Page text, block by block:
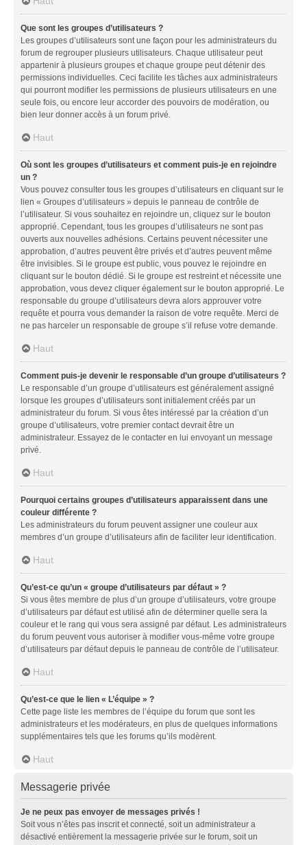
Que sont les groupes d’utilisateurs ?
Les groupes d’utilisateurs sont une façon pour les administrateurs du
forum de regrouper plusieurs utilisateurs. Chaque utilisateur peut
appartenir à plusieurs groupes et chaque groupe peut détenir des
permissions individuelles. Ceci facilite les tâches aux administrateurs
qui pourront modifier les permissions de plusieurs utilisateurs en une
seule fois, ou encore leur accorder des pouvoirs de modération, ou
bien leur donner accès à un forum privé.
Haut
Où sont les groupes d’utilisateurs et comment puis-je en rejoindre
un ?
Vous pouvez consulter tous les groupes d’utilisateurs en cliquant sur le
lien « Groupes d’utilisateurs » depuis le panneau de contrôle de
l’utilisateur. Si vous souhaitez en rejoindre un, cliquez sur le bouton
approprié. Cependant, tous les groupes d’utilisateurs ne sont pas
ouverts aux nouvelles adhésions. Certains peuvent nécessiter une
approbation, d’autres peuvent être privés et d’autres peuvent même
être invisibles. Si le groupe est public, vous pouvez le rejoindre en
cliquant sur le bouton dédié. Si le groupe est restreint et nécessite une
approbation, vous devez cliquer également sur le bouton approprié. Le
responsable du groupe d’utilisateurs devra alors approuver votre
requête et pourra vous demander la raison de votre requête. Merci de
ne pas harceler un responsable de groupe s’il refuse votre demande.
Haut
Comment puis-je devenir le responsable d’un groupe d’utilisateurs ?
Le responsable d’un groupe d’utilisateurs est généralement assigné
lorsque les groupes d’utilisateurs sont initialement créés par un
administrateur du forum. Si vous êtes intéressé par la création d’un
groupe d’utilisateurs, votre premier contact devrait être un
administrateur. Essayez de le contacter en lui envoyant un message
privé.
Haut
Pourquoi certains groupes d’utilisateurs apparaissent dans une
couleur différente ?
Les administrateurs du forum peuvent assigner une couleur aux
membres d’un groupe d’utilisateurs afin de faciliter leur identification.
Haut
Qu’est-ce qu’un « groupe d’utilisateurs par défaut » ?
Si vous êtes membre de plus d’un groupe d’utilisateurs, votre groupe
d’utilisateurs par défaut est utilisé afin de déterminer quelle sera la
couleur et le rang qui vous sera assigné par défaut. Les administrateurs
du forum peuvent vous autoriser à modifier vous-même votre groupe
d’utilisateurs par défaut depuis le panneau de contrôle de l’utilisateur.
Haut
Qu’est-ce que le lien « L’équipe » ?
Cette page liste les membres de l’équipe du forum que sont les
administrateurs et les modérateurs, en plus de quelques informations
supplémentaires tels que les forums qu’ils modèrent.
Haut
Messagerie privée
Je ne peux pas envoyer de messages privés !
Soit vous n’êtes pas inscrit et connecté, soit un administrateur a
désactivé entièrement la messagerie privée sur le forum, soit un